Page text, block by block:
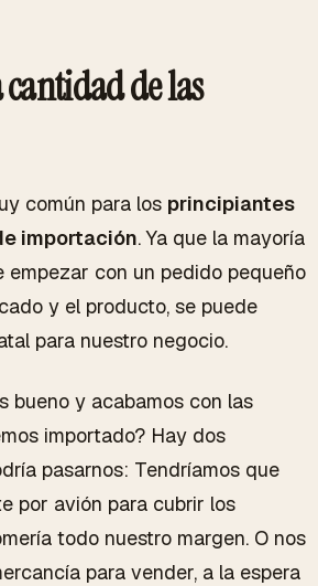
de las
común para los principiantes
importación. Ya que la mayoría
empezar con un pedido pequeño
y el producto, se puede
para nuestro negocio.
bueno y acabamos con las
importado? Hay dos
pasarnos: Tendríamos que
por avión para cubrir los
todo nuestro margen. O nos
para vender, a la espera